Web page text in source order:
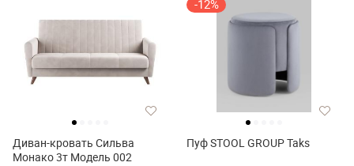
Диван-кровать Сильва
Монако 3т Модель 002
-12%
Пуф STOOL GROUP Taks